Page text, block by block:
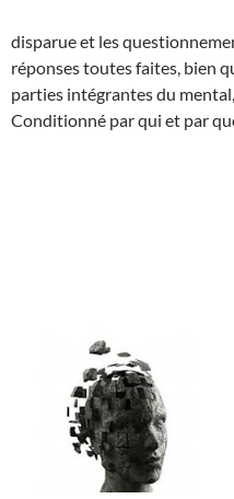
disparue et les
réponses toutes faites, bien
parties intégrantes du
Conditionné par qui et par